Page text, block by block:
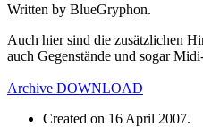
Written by BlueGryphon.
Auch hier sind die zusätzlichen
auch Gegenstände und sogar
Archive DOWNLOAD
Created on 16 April 2007.